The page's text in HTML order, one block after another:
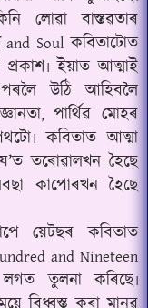
লোৱা বাস্তৱতাৰ
and Soulকবিতাটোত
ইয়াত আত্মাই
উঠি আহিবলৈ
,পাৰ্থিৱ মোহৰ
কবিতাত আত্মা
তৰোৱালখন হৈছে
কাপোৰখন হৈছে
য়েটছৰ কবিতাত
and Nineteen
তুলনা কৰিছে৷